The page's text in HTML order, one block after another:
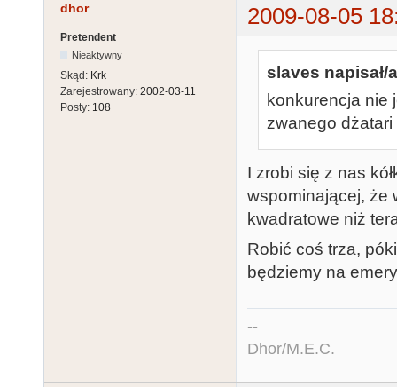
dhor 2009-08-05
Pretendent
Nieaktywny
Skąd: Krk
Zarejestrowany: 2002-03-11
Posty: 108
slaves napisał/
konkurencja nie
zwanego
I zrobi się z nas
wspominającej, że
kwadratowe niż
Robić coś trza,
będziemy na
--
Dhor/M.E.C.